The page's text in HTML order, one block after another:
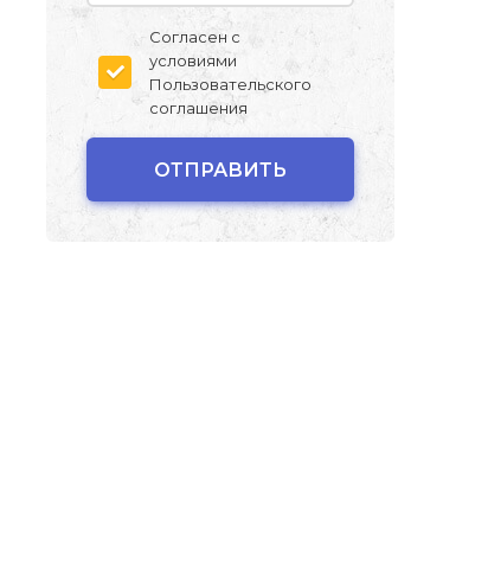
Согласен с
условиями
Пользовательского
соглашения